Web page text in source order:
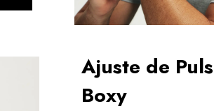
Ajuste de
Boxy